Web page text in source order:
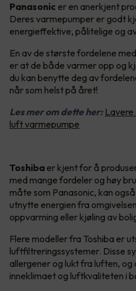
Panasonic er en anerkjent
Deres varmepumper er godt
energieffektive, pålitelige og
En av de største fordelene
er at de både varmer opp og
du kan benytte deg av
når som helst på året!
Les mer om dette her:
luft varmepumpe
Toshiba er kjent for å
med mange fordeler og høy
måte som Panasonic, kan
utnytte energien fra
oppvarming eller kjøling av
Flere modeller fra Toshiba er
luftfiltreringssystemer. Disse
allergener og lukt fra luften,
inneklimaet og luftkvaliteten i